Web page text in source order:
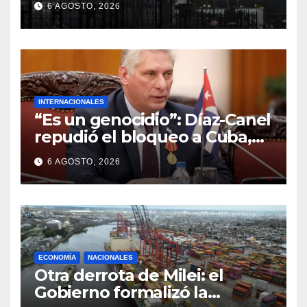
cortes y desvíos
6 AGOSTO, 2026
INTERNACIONALES
“Es un genocidio”: Díaz-Canel
repudió el bloqueo a Cuba,
apuntó a Trump y reclamó
condenas internacionales
6 AGOSTO, 2026
ECONOMÍA NACIONALES
Otra derrota de Milei: el
Gobierno formalizó la